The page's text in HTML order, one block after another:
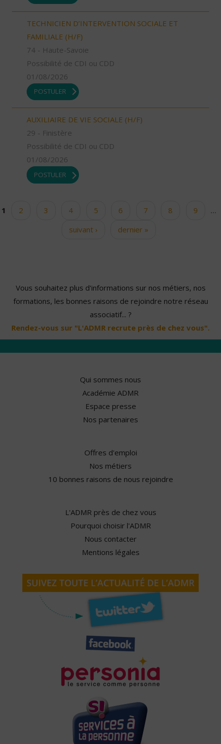
TECHNICIEN D’INTERVENTION SOCIALE ET
FAMILIALE (H/F)
74 - Haute-Savoie
Possibilité de CDI ou CDD
01/08/2026
POSTULER
AUXILIAIRE DE VIE SOCIALE (H/F)
29 - Finistère
Possibilité de CDI ou CDD
01/08/2026
POSTULER
Pages
1 2 3 4 5 6 7 8 9
…
suivant ›
dernier »
Vous souhaitez plus d'informations sur nos métiers, nos
formations, les bonnes raisons de rejoindre notre réseau
associatif... ?
Rendez-vous sur "L'ADMR recrute près de chez vous".
Qui sommes nous
Académie ADMR
Espace presse
Nos partenaires
Offres d'emploi
Nos métiers
10 bonnes raisons de nous rejoindre
L'ADMR près de chez vous
Pourquoi choisir l'ADMR
Nous contacter
Mentions légales